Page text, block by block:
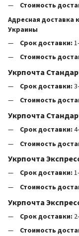
Стоимость
Адресная доставка
Украины
Срок доставки:
Стоимость
Укрпочта
Срок доставки:
Стоимость
Укрпочта
Срок доставки:
Стоимость
Укрпочта
Срок доставки:
Стоимость
Укрпочта
Срок доставки:
Стоимость